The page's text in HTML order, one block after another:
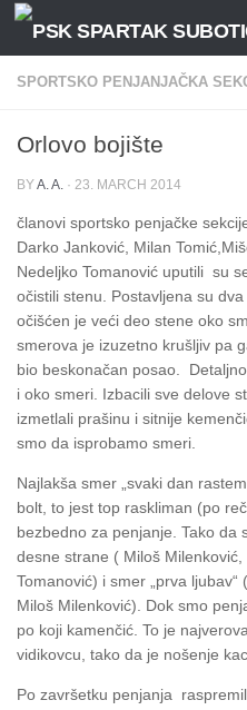
Skip to content
SPORTSKO PENJANJAČKA
Orlovo bojište
BYA. A. · 23. MARCH 2014
članovi sportsko penjačke
Darko Janković, Milan
Nedeljko Tomanović uputili su
očistili stenu. Postavljena su
očišćen je veći deo stene oko
smerova je izuzetno krušljiv pa
bio beskonačan posao.
i oko smeri. Izbacili sve delove
izmetlali prašinu i sitnije
smo da isprobamo smeri.
Najlakša smer „svaki dan
bolt, to jest top raskliman (po
bezbedno za penjanje. Tako da
desne strane ( Miloš
Tomanović) i smer „prva
Miloš Milenković). Dok smo
po koji kamenčić. To je
vidikovcu, tako da je nošenje
Po završetku penjanja